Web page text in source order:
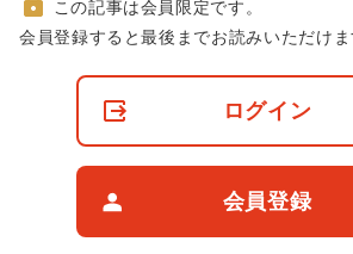
非
この記事は会員限定です。
会員登録すると最後までお読みいただけま
ログイン
会員登録